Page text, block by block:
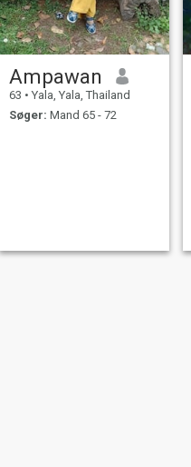
Ampawan
63 • Yala, Yala, Thailand
Søger: Mand 65 - 72